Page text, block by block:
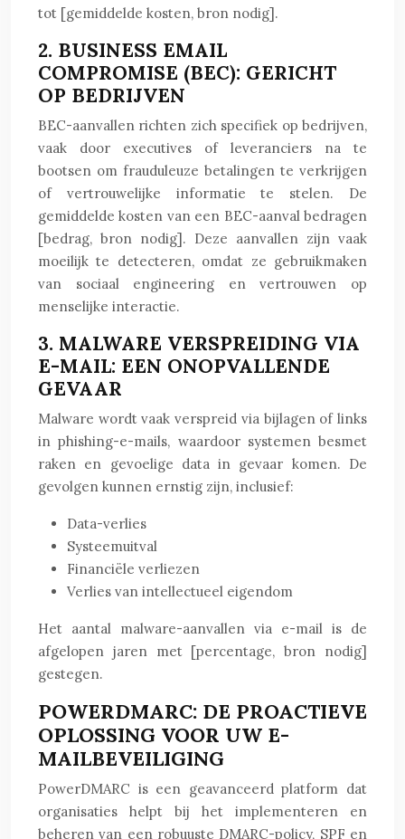
tot [gemiddelde kosten, bron nodig].
2. BUSINESS EMAIL
COMPROMISE (BEC): GERICHT
OP BEDRIJVEN
BEC-aanvallen richten zich specifiek op bedrijven,
vaak door executives of leveranciers na te
bootsen om frauduleuze betalingen te verkrijgen
of vertrouwelijke informatie te stelen. De
gemiddelde kosten van een BEC-aanval bedragen
[bedrag, bron nodig]. Deze aanvallen zijn vaak
moeilijk te detecteren, omdat ze gebruikmaken
van sociaal engineering en vertrouwen op
menselijke interactie.
3. MALWARE VERSPREIDING VIA
E-MAIL: EEN ONOPVALLENDE
GEVAAR
Malware wordt vaak verspreid via bijlagen of links
in phishing-e-mails, waardoor systemen besmet
raken en gevoelige data in gevaar komen. De
gevolgen kunnen ernstig zijn, inclusief:
Data-verlies
Systeemuitval
Financiële verliezen
Verlies van intellectueel eigendom
Het aantal malware-aanvallen via e-mail is de
afgelopen jaren met [percentage, bron nodig]
gestegen.
POWERDMARC: DE PROACTIEVE
OPLOSSING VOOR UW E-
MAILBEVEILIGING
PowerDMARC is een geavanceerd platform dat
organisaties helpt bij het implementeren en
beheren van een robuuste DMARC-policy, SPF en